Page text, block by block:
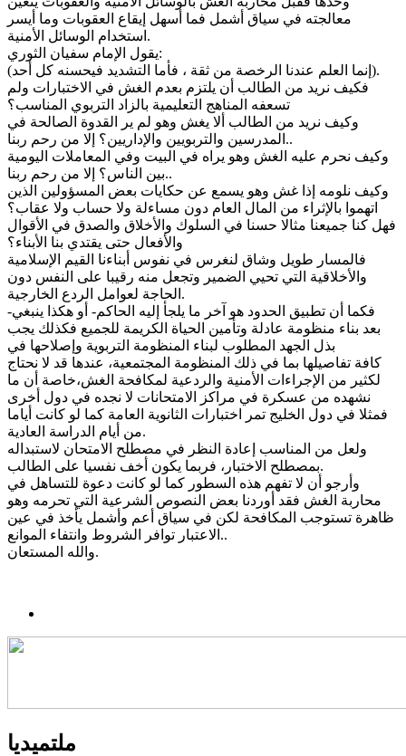
معالجته في سياق أشمل فما أسهل إيقاع العقوبات وما أيسر
استخدام الوسائل الأمنية.
يقول الإمام سفيان الثوري:
(إنما العلم عندنا الرخصة من ثقة ، فأما التشديد فيحسنه كل أحد).
فكيف نريد من الطالب أن يلتزم بعدم الغش في الاختبارات ولم
تسعفه المناهج التعليمية بالزاد التربوي المناسب؟
وكيف نريد من الطالب ألا يغش وهو لم ير القدوة الصالحة في
المدرسين والتربويين والإداريين؟ إلا من رحم ربنا..
وكيف نحرم عليه الغش وهو يراه في البيت وفي المعاملات اليومية
بين الناس؟ إلا من رحم ربنا..
وكيف نلومه إذا غش وهو يسمع عن حكايات بعض المسؤولين الذين
اتهموا بالإثراء من المال العام دون مساءلة ولا حساب ولا عقاب؟
فهل كنا جميعنا مثالا حسنا في السلوك والأخلاق والصدق في الأقوال
والأفعال حتى يقتدي بنا الأبناء؟
فالمسار طويل وشاق لنغرس في نفوس أبناءنا القيم الإسلامية
والأخلاقية التي تحيي الضمير وتجعل منه رقيبا على النفس دون
الحاجة لعوامل الردع الخارجية.
فكما أن تطبيق الحدود هو آخر ما يلجأ إليه الحاكم- أو هكذا ينبغي-
بعد بناء منظومة عادلة وتأمين الحياة الكريمة للجميع فكذلك يجب
كافة تفاصيلها بما في ذلك المنظومة المجتمعية، عندها قد لا نحتاج
لكثير من الإجراءات الأمنية والردعية لمكافحة الغش،خاصة أن ما
نشهده من عسكرة في مراكز الامتحانات لا نجده في دول أخرى
فمثلا في دول الخليج تمر اختبارات الثانوية العامة كما لو كانت أياما
من أيام الدراسة العادية.
ولعل من المناسب إعادة النظر في مصطلح الامتحان لاستبداله
بمصطلح الاختبار، فربما يكون أخف نفسيا على الطالب.
وأرجو أن لا تفهم هذه السطور كما لو كانت دعوة للتساهل في
محاربة الغش فقد أوردنا بعض النصوص الشرعية التي تحرمه وهو
ظاهرة تستوجب المكافحة لكن في سياق أعم وأشمل يأخذ في عين
الاعتبار توافر الشروط وانتفاء الموانع..
والله المستعان.
ملتميديا